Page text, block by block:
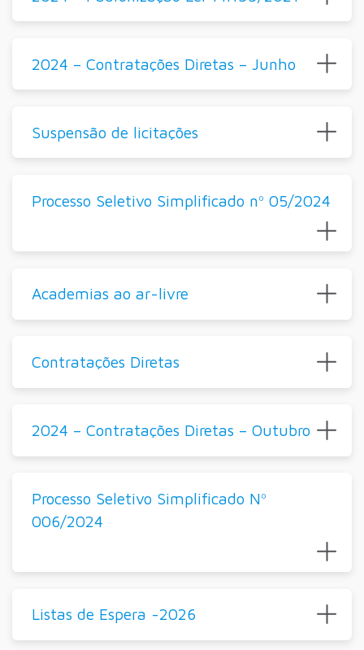
2024 – Contratações Diretas – Junho
Suspensão de licitações
Processo Seletivo Simplificado nº 05/2024
Academias ao ar-livre
Contratações Diretas
2024 – Contratações Diretas – Outubro
Processo Seletivo Simplificado Nº
006/2024
Listas de Espera -2026